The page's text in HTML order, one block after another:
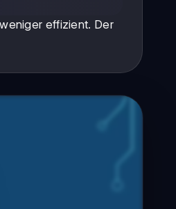
effizient. Der